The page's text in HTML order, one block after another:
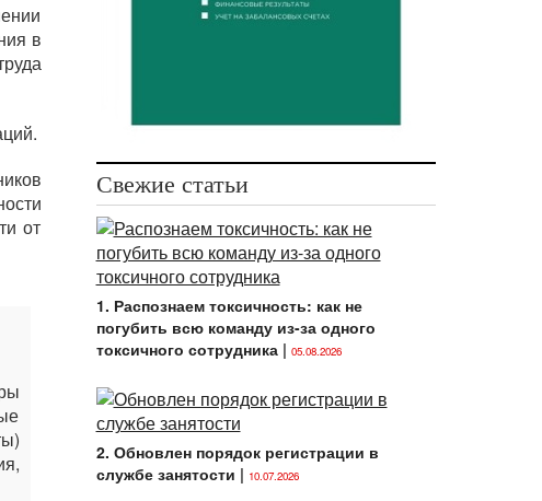
в
от
Свежие статьи
1. Распознаем токсичность: как не
погубить всю команду из-за одного
токсичного сотрудника| 05.08.2026
2. Обновлен порядок регистрации в
службе занятости | 10.07.2026